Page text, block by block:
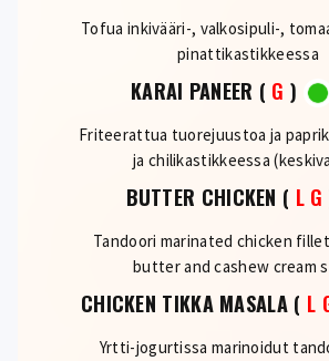
Tofua inkivääri-, valkosipuli-,
pinattikastikkeessa
KARAI PANEER ( G )
Friteerattua tuorejuustoa ja
ja chilikastikkeessa
BUTTER CHICKEN ( L G
Tandoori marinated chicken
butter and cashew cream
CHICKEN TIKKA MASALA( L
Yrtti-jogurtissa marinoidut